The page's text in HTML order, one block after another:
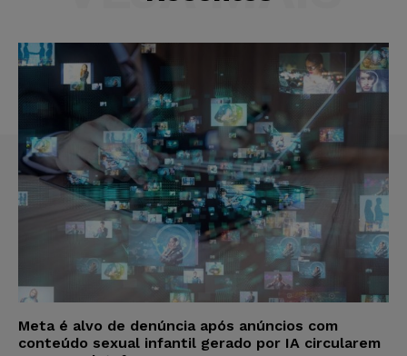
Meta é alvo de denúncia após anúncios com
conteúdo sexual infantil gerado por IA circularem